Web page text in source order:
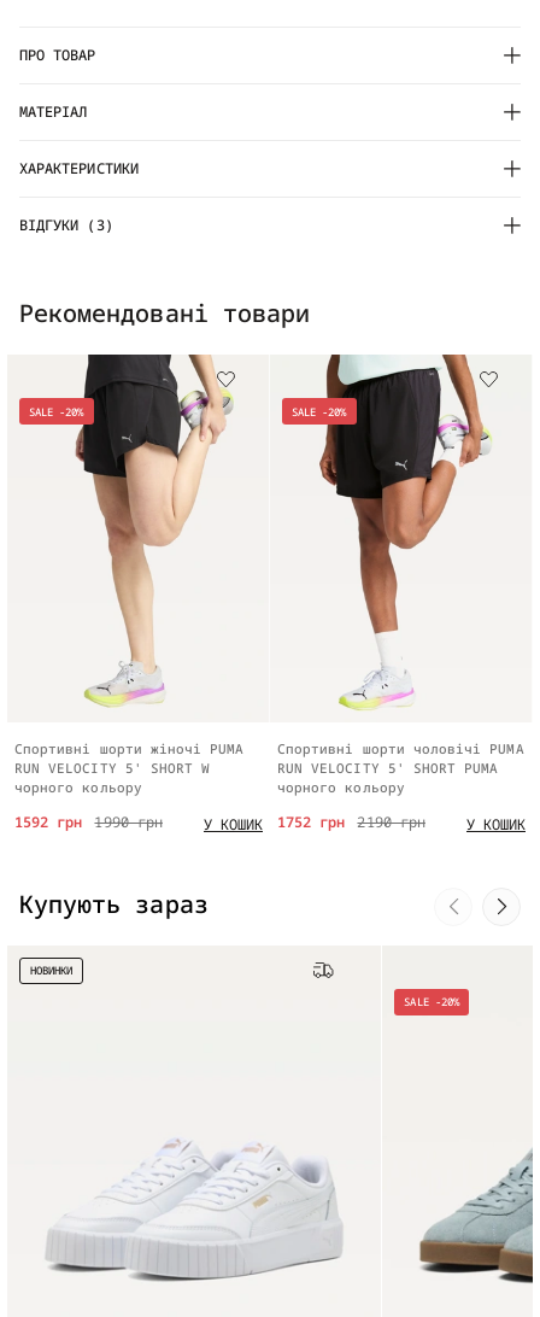
ПРО ТОВАР
МАТЕРІАЛ
ХАРАКТЕРИСТИКИ
ВІДГУКИ (3)
Рекомендовані товари
SALE -20%
Спортивні шорти жіночі PUMA
RUN VELOCITY 5' SHORT W
чорного кольору
1990 грн
1592 грн У КОШИК
SALE -20%
Спортивні шорти чоловічі PUMA
RUN VELOCITY 5' SHORT PUMA
чорного кольору
2190 грн
1752 грн У КОШИК
Купують зараз
НОВИНКИ
SALE -20%